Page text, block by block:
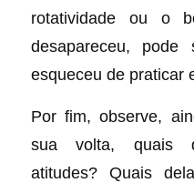
rotatividade ou o
desapareceu,
esqueceu de praticar
Por fim, observe,
sua volta, quais
atitudes? Quais